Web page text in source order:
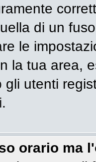
di un
le
la tua area,
gli utenti
orario ma